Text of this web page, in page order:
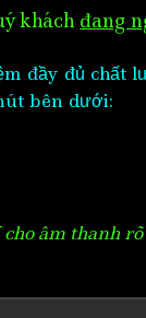
khách đang
đầy đủ chất
bên dưới:
âm thanh